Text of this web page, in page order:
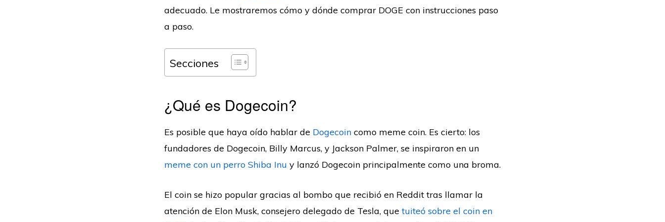
adecuado. Le mostraremos cómo y dónde comprar DOGE con instrucciones paso
a paso.
Secciones
¿Qué es Dogecoin?
Es posible que haya oído hablar de Dogecoin como meme coin. Es cierto: los
fundadores de Dogecoin, Billy Marcus, y Jackson Palmer, se inspiraron en un
meme con un perro Shiba Inu y lanzó Dogecoin principalmente como una broma.
El coin se hizo popular gracias al bombo que recibió en Reddit tras llamar la
atención de Elon Musk, consejero delegado de Tesla, quetuiteó sobre el coin en